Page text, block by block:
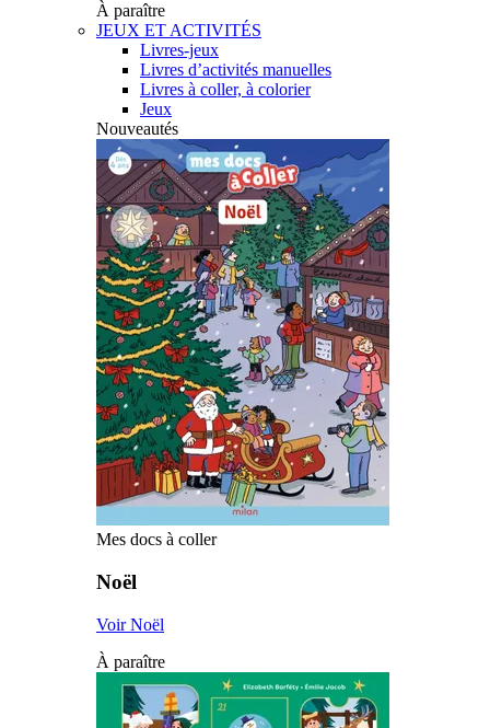
À paraître
JEUX ET ACTIVITÉS
Livres-jeux
Livres d’activités manuelles
Livres à coller, à colorier
Jeux
Nouveautés
Mes docs à coller
Noël
Voir Noël
À paraître